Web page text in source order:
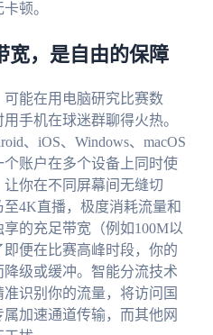
顿。
宽，是自由的保障
能在用电脑研究比赛数
手机在球迷群聊得火热。
、iOS、Windows、macOS
账户在多个设备上同时使
你在不同屏幕间无缝切
4K直播，极度消耗流量和
的充足带宽（例如100M以
即便在比赛高峰时段，你的
级或缓冲。智能分流技术
识别你的流量，将访问国
加速通道传输，而其他网